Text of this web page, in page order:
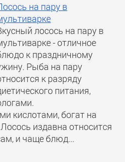
на пару в
лосось на пару в
- отличное
к праздничному
Рыба на пару
к разряду
питания,
кислотами, богат на
издавна относится
и чаще блюд...